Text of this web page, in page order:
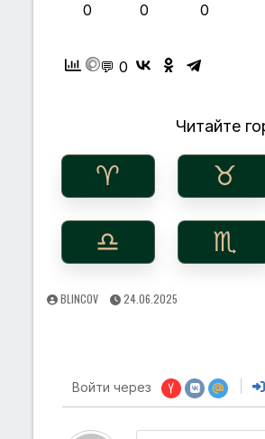
0 0 0
💬 0
Читайте
♈︎ ♉︎
♎︎ ♏︎
AUTHOR:
BLINCOV
PUBLISHED
24.06.2025
Войти через